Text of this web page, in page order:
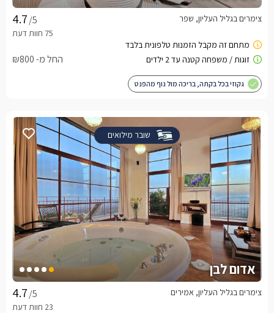
/5 צימרים בגליל העליון, שפר
החל מ- ₪800
גקוזי בכל בקתה, בריכה מול נוף מהפנט
שובר מילואים
אדום לבן
/5 צימרים בגליל העליון, אמירים